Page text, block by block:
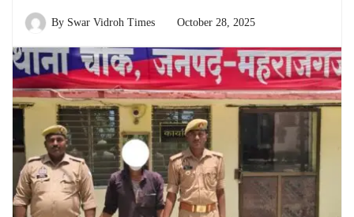
By Swar Vidroh Times October 28, 2025